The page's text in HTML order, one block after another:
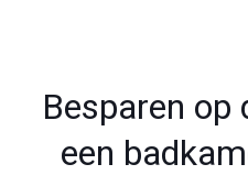
Besparen op
een